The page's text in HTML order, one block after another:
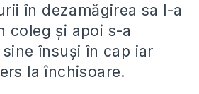
în dezamăgirea sa l-a
coleg şi apoi s-a
însuşi în cap iar
la închisoare.